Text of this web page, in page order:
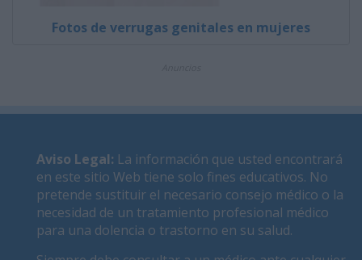
Fotos de verrugas genitales en mujeres
Aviso Legal: La información que usted encontrará
en este sitio Web tiene solo fines educativos. No
pretende sustituir el necesario consejo médico o la
necesidad de un tratamiento profesional médico
para una dolencia o trastorno en su salud.